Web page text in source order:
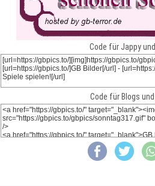
Code für Jappy und
Code für Blogs und